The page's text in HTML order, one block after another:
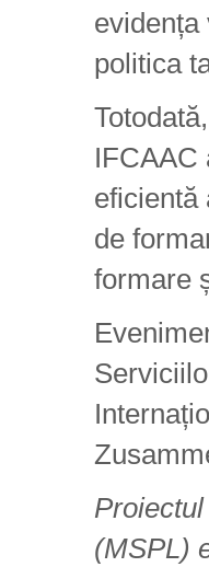
politica
IFCAAC
eficientă
de
formare
(MSPL)